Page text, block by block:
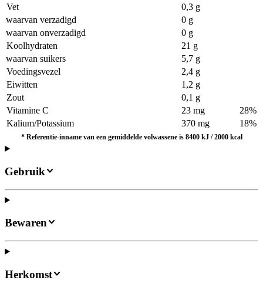
Vet
0,3 g
waarvan verzadigd
0 g
waarvan onverzadigd
0 g
Koolhydraten
21 g
waarvan suikers
5,7 g
Voedingsvezel
2,4 g
Eiwitten
1,2 g
Zout
0,1 g
Vitamine C
23 mg
28%
Kalium/Potassium
370 mg 18%
* Referentie-inname van een gemiddelde volwassene is 8400 kJ / 2000 kcal
Gebruik
Bewaren
Herkomst